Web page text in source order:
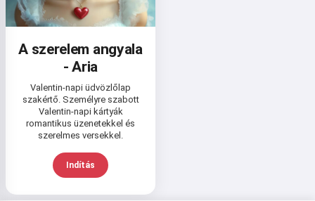
A szerelem angyala
- Aria
Valentin-napi üdvözlőlap
szakértő. Személyre szabott
Valentin-napi kártyák
romantikus üzenetekkel és
szerelmes versekkel.
Indítás